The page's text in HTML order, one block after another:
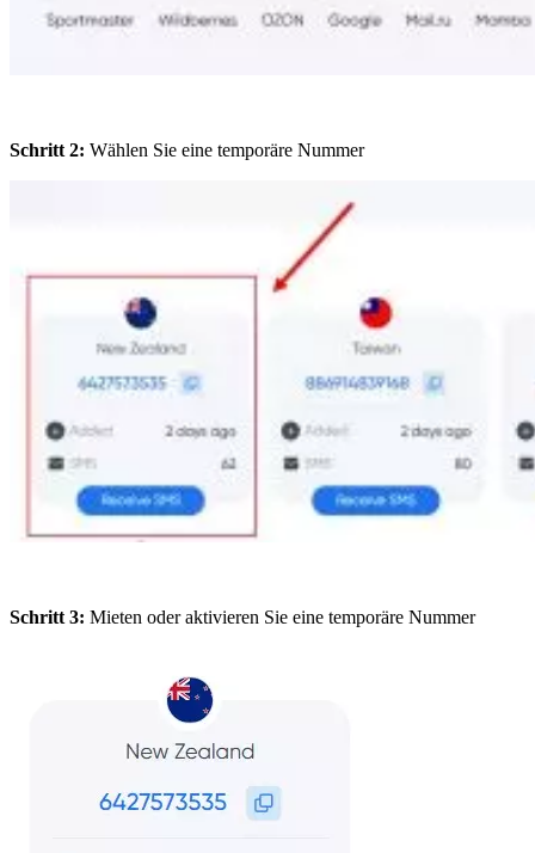
Schritt 2: Wählen Sie eine temporäre Nummer
Schritt 3: Mieten oder aktivieren Sie eine temporäre Nummer